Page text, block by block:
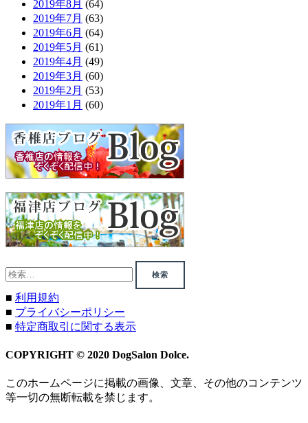
2019年8月 (64)
2019年7月 (63)
2019年6月 (64)
2019年5月 (61)
2019年4月 (49)
2019年3月 (60)
2019年2月 (53)
2019年1月 (60)
検
索:
■ 利用規約
■ プライバシーポリシー
■ 特定商取引に関する表示
COPYRIGHT © 2020 DogSalon Dolce.
このホームページに掲載の画像、文章、その他のコンテンツ
等一切の無断転載を禁じます。